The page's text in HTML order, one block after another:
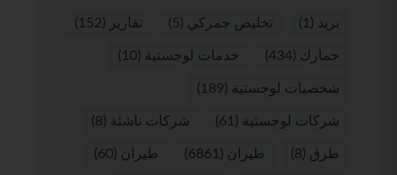
بريد (1) تخليص جمركي (5) تقارير (152)
جمارك (434) خدمات لوجستية (10)
شخصيات لوجستية (189)
شركات لوجستية (61) شركات ناشئة (8)
طرق (8) طيران (6861) طيران (60)